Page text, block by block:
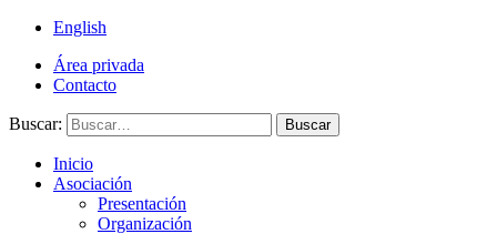
English
Área privada
Contacto
Buscar: Buscar
Inicio
Asociación
Presentación
Organización